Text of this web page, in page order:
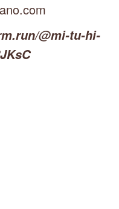
@mi-tu-hi-